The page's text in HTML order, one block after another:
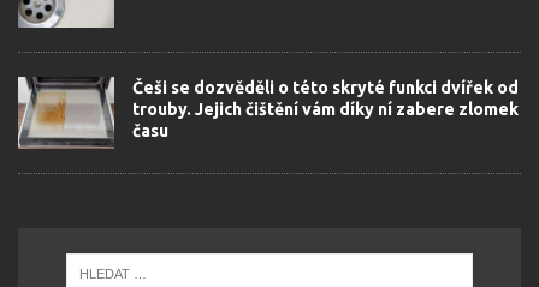
Češi se dozvěděli o této skryté funkci dvířek od
trouby. Jejich čištění vám díky ní zabere zlomek
času